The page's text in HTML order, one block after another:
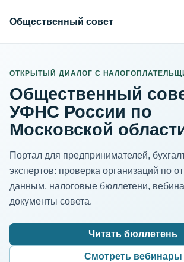
Общественный совет
ОТКРЫТЫЙ ДИАЛОГ С
Общественный
УФНС России по
Московской
Портал для предпринимателей,
экспертов: проверка организаций по
данным, налоговые бюллетени,
документы совета.
Читать бюллетень
Смотреть вебинары
ИНН организации
Адрес для нормализации